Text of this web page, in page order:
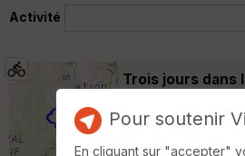
Activité
Trois jours dans
Traversée du Pilat
Pour soutenir
En cliquant sur "accepter"